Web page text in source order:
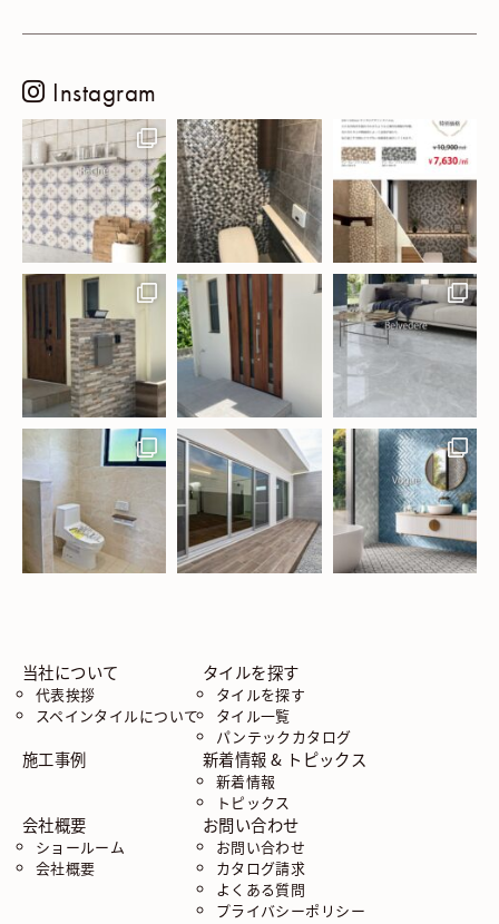
Instagram
当社について
代表挨拶
スペインタイルについて
タイルを探す
タイルを探す
タイル一覧
パンテックカタログ
施工事例 新着情報 & トピックス
新着情報
トピックス
会社概要
ショールーム
会社概要
お問い合わせ
お問い合わせ
カタログ請求
よくある質問
プライバシーポリシー